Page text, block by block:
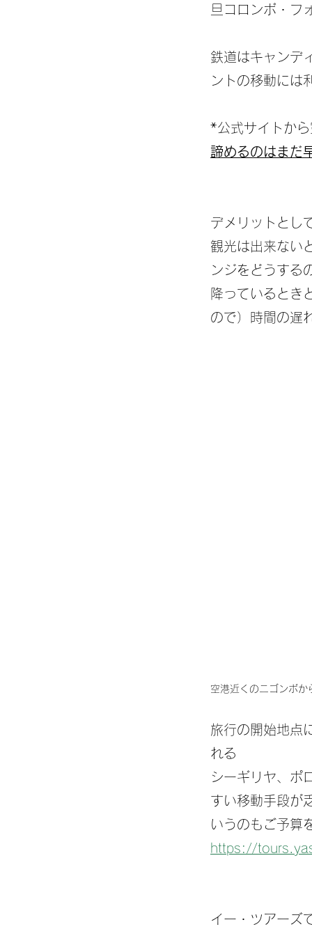
旦コロンボ・フ
鉄道はキャンデ
ントの移動には
*公式サイトか
諦めるのはまだ
デメリットとし
観光は出来ない
ンジをどうする
降っているとき
ので）時間の遅
空港近くのニゴンボか
旅行の開始地点
れる
シーギリヤ、ポ
すい移動手段が
いうのもご予算
https://
イー・ツアーズ